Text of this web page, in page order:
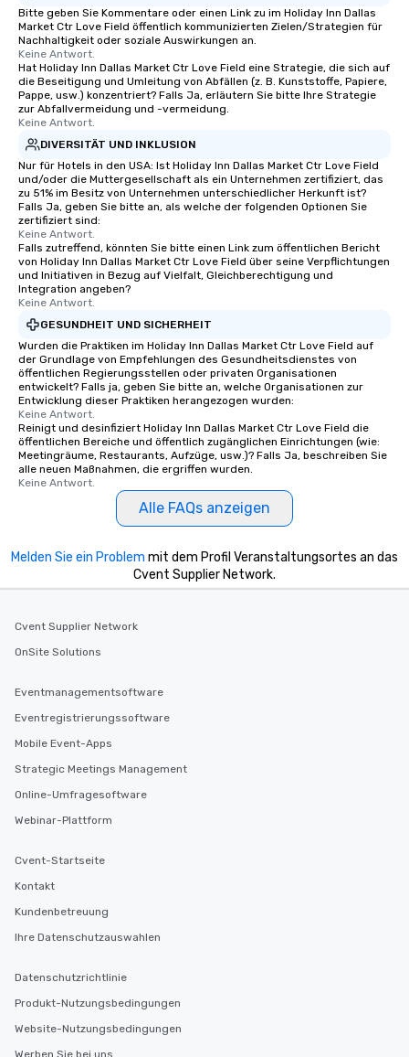
Bitte geben Sie Kommentare oder einen Link zu im Holiday Inn Dallas
Market Ctr Love Field öffentlich kommunizierten Zielen/Strategien für
Nachhaltigkeit oder soziale Auswirkungen an.
Keine Antwort.
Hat Holiday Inn Dallas Market Ctr Love Field eine Strategie, die sich auf
die Beseitigung und Umleitung von Abfällen (z. B. Kunststoffe, Papiere,
Pappe, usw.) konzentriert? Falls Ja, erläutern Sie bitte Ihre Strategie
zur Abfallvermeidung und -vermeidung.
Keine Antwort.
DIVERSITÄT UND INKLUSION
Nur für Hotels in den USA: Ist Holiday Inn Dallas Market Ctr Love Field
und/oder die Muttergesellschaft als ein Unternehmen zertifiziert, das
zu 51% im Besitz von Unternehmen unterschiedlicher Herkunft ist?
Falls Ja, geben Sie bitte an, als welche der folgenden Optionen Sie
zertifiziert sind:
Keine Antwort.
Falls zutreffend, könnten Sie bitte einen Link zum öffentlichen Bericht
von Holiday Inn Dallas Market Ctr Love Field über seine Verpflichtungen
und Initiativen in Bezug auf Vielfalt, Gleichberechtigung und
Integration angeben?
Keine Antwort.
GESUNDHEIT UND SICHERHEIT
Wurden die Praktiken im Holiday Inn Dallas Market Ctr Love Field auf
der Grundlage von Empfehlungen des Gesundheitsdienstes von
öffentlichen Regierungsstellen oder privaten Organisationen
entwickelt? Falls ja, geben Sie bitte an, welche Organisationen zur
Entwicklung dieser Praktiken herangezogen wurden:
Keine Antwort.
Reinigt und desinfiziert Holiday Inn Dallas Market Ctr Love Field die
öffentlichen Bereiche und öffentlich zugänglichen Einrichtungen (wie:
Meetingräume, Restaurants, Aufzüge, usw.)? Falls Ja, beschreiben Sie
alle neuen Maßnahmen, die ergriffen wurden.
Keine Antwort.
Alle FAQs anzeigen
Melden Sie ein Problem mit dem Profil Veranstaltungsortes an das
Cvent Supplier Network.
Cvent Supplier Network
OnSite Solutions
Eventmanagementsoftware
Eventregistrierungssoftware
Mobile Event-Apps
Strategic Meetings Management
Online-Umfragesoftware
Webinar-Plattform
Cvent-Startseite
Kontakt
Kundenbetreuung
Ihre Datenschutzauswahlen
Datenschutzrichtlinie
Produkt-Nutzungsbedingungen
Website-Nutzungsbedingungen
Werben Sie bei uns